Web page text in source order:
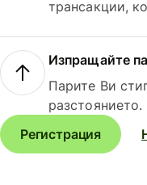
трансакции,
Изпращайте
Парите Ви
разстоянието.
Регистрация